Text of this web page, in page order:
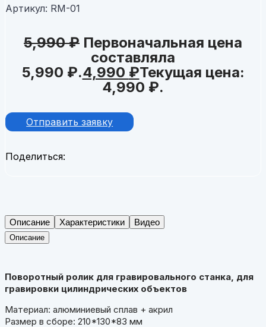
Артикул: RM-01
5,990₽ Первоначальная цена
составляла
5,990 ₽.4,990 ₽Текущая цена:
4,990 ₽.
Отправить заявку
Поделиться:
Описание Характеристики Видео
Описание
Поворотный ролик для гравировального станка, для
гравировки цилиндрических объектов
Материал: алюминиевый сплав + акрил
Размер в сборе: 210*130*83 мм